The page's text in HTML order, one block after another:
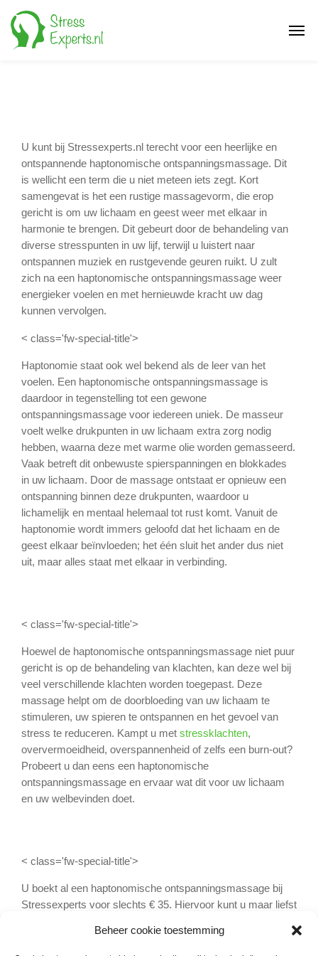
Beheer cookie toestemming
U kunt bij Stressexperts.nl terecht voor een heerlijke en
ontspannende haptonomische ontspanningsmassage. Dit
is wellicht een term die u niet meteen iets zegt. Kort
samengevat is het een rustige massagevorm, die erop
gericht is om uw lichaam en geest weer met elkaar in
harmonie te brengen. Dit gebeurt door de behandeling van
diverse stresspunten in uw lijf, terwijl u luistert naar
ontspannen muziek en rustgevende geuren ruikt. U zult
zich na een haptonomische ontspanningsmassage weer
energieker voelen en met hernieuwde kracht uw dag
kunnen vervolgen.
< class='fw-special-title'>
Haptonomie staat ook wel bekend als de leer van het
voelen. Een haptonomische ontspanningsmassage is
daardoor in tegenstelling tot een gewone
ontspanningsmassage voor iedereen uniek. De masseur
voelt welke drukpunten in uw lichaam extra zorg nodig
hebben, waarna deze met warme olie worden gemasseerd.
Vaak betreft dit onbewuste spierspanningen en blokkades
in uw lichaam. Door de massage ontstaat er opnieuw een
ontspanning binnen deze drukpunten, waardoor u
lichamelijk en mentaal helemaal tot rust komt. Vanuit de
haptonomie wordt immers geloofd dat het lichaam en de
geest elkaar beïnvloeden; het één sluit het ander dus niet
uit, maar alles staat met elkaar in verbinding.
< class='fw-special-title'>
Hoewel de haptonomische ontspanningsmassage niet puur
gericht is op de behandeling van klachten, kan deze wel bij
veel verschillende klachten worden toegepast. Deze
massage helpt om de doorbloeding van uw lichaam te
stimuleren, uw spieren te ontspannen en het gevoel van
stress te reduceren. Kampt u met stressklachten,
oververmoeidheid, overspannenheid of zelfs een burn-out?
Probeert u dan eens een haptonomische
ontspanningsmassage en ervaar wat dit voor uw lichaam
en uw welbevinden doet.
< class='fw-special-title'>
U boekt al een haptonomische ontspanningsmassage bij
Stressexperts voor slechts € 35. Hiervoor kunt u maar liefst
Aangezien het effect van deze massagevorm ook erkend
wordt door zorgverzekeringen, kunt u vaak ook gebruik